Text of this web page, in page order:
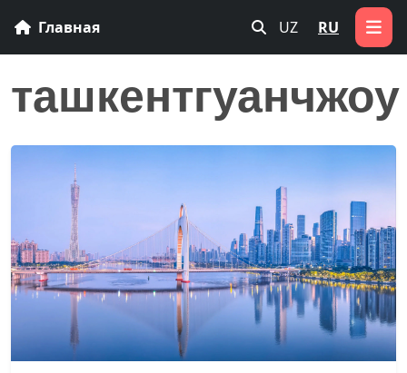
Главная UZ RU
ташкентгуанчжоу